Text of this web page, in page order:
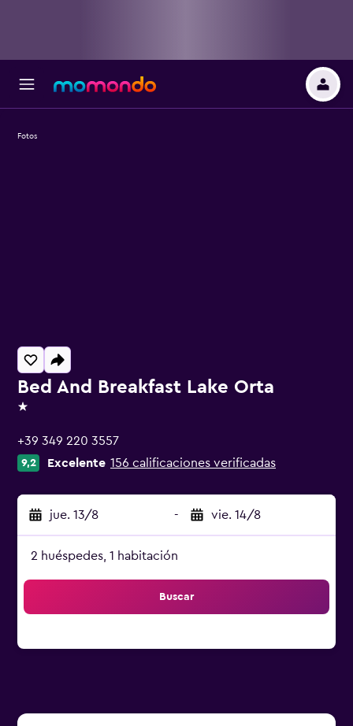
Bed And Breakfast Lake Orta
1 estrella
+39 349 220 3557
9,2 Excelente 156 calificaciones verificadas
jue. 13/8 - vie. 14/8
2 huéspedes, 1 habitación
Buscar
Fotos